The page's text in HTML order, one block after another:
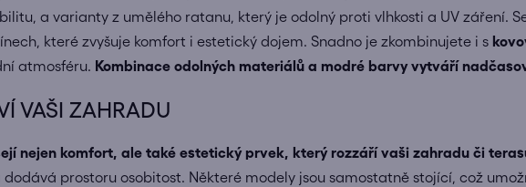
a varianty z umělého ratanu, který je odolný proti vlhkosti a UV záření.
které zvyšuje komfort i estetický dojem. Snadno je zkombinujete i s
atmosféru. Kombinace odolných materiálů a modré barvy vytváří
VAŠI ZAHRADU
nejen komfort, ale také estetický prvek, který rozzáří vaši zahradu či
prostoru osobitost. Některé modely jsou samostatně stojící, což